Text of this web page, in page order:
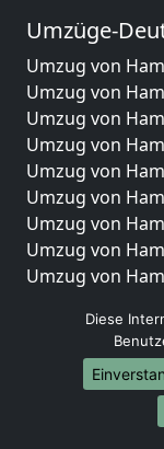
Umzüge-
Umzug von
Umzug von
Umzug von
Umzug von
Umzug von
Umzug von
Umzug von
Umzug von
Umzug von
Umzug von
Umzug von
Umzug von
Umzug von
Umzug von
Diese